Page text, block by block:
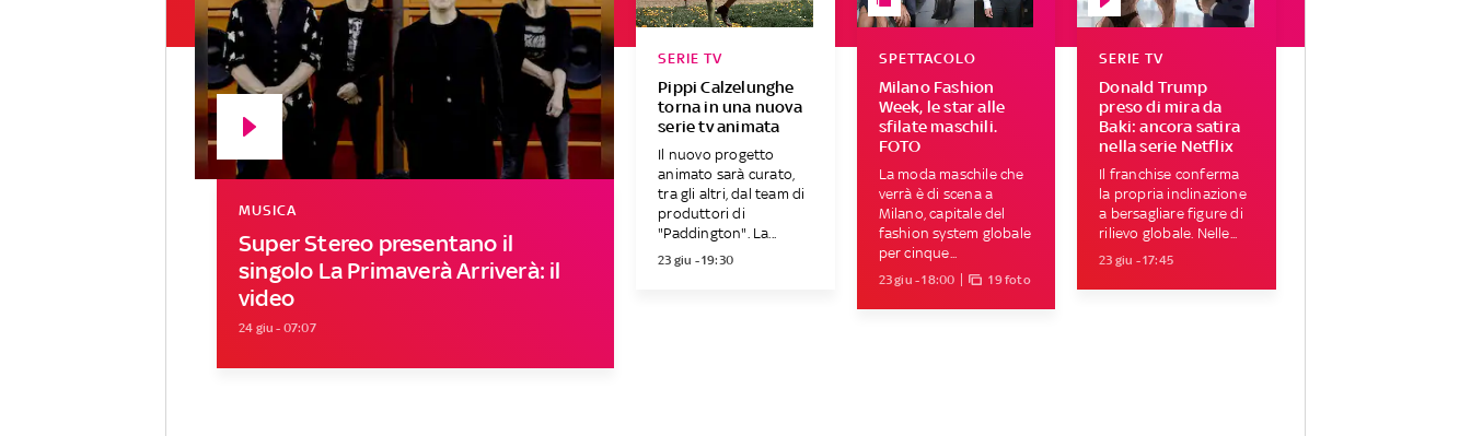
Super Stereo presentano il
singolo La Primaverà Arriverà: il
video
MUSICA
24 giu - 07:07
Pippi Calzelunghe
torna in una nuova
serie tv animata
SERIE TV
Il nuovo progetto
animato sarà curato,
tra gli altri, dal team di
produttori di
"Paddington". La...
23 giu - 19:30
Milano Fashion
Week, le star alle
sfilate maschili.
FOTO
SPETTACOLO
La moda maschile che
verrà è di scena a
Milano, capitale del
fashion system globale
per cinque...
23 giu - 18:00 19 foto
Donald Trump
preso di mira da
Baki: ancora satira
nella serie Netflix
SERIE TV
Il franchise conferma
la propria inclinazione
a bersagliare figure di
rilievo globale. Nelle...
23 giu - 17:45